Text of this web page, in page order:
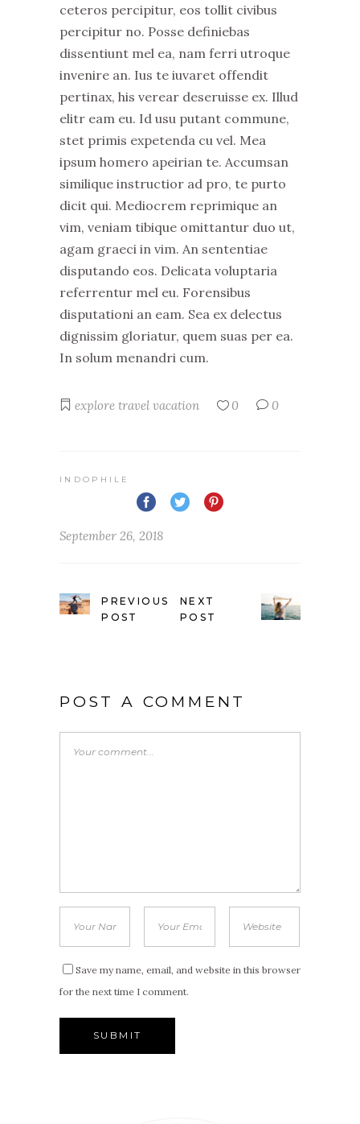
ceteros percipitur, eos tollit civibus
percipitur no. Posse definiebas
dissentiunt mel ea, nam ferri utroque
invenire an. Ius te iuvaret offendit
pertinax, his verear deseruisse ex. Illud
elitr eam eu. Id usu putant commune,
stet primis expetenda cu vel. Mea
ipsum homero apeirian te. Accumsan
similique instructior ad pro, te purto
dicit qui. Mediocrem reprimique an
vim, veniam tibique omittantur duo ut,
agam graeci in vim. An sententiae
disputando eos. Delicata voluptaria
referrentur mel eu. Forensibus
disputationi an eam. Sea ex delectus
dignissim gloriatur, quem suas per ea.
In solum menandri cum.
explore travel vacation 0 0
INDOPHILE
September 26, 2018
PREVIOUS
POST
NEXT
POST
POST A COMMENT
Save my name, email, and website in this browser
for the next time I comment.